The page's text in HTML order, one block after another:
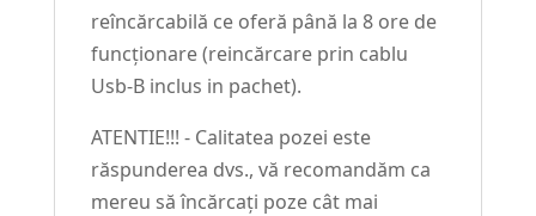
reîncărcabilă ce oferă până la 8 ore de
funcționare (reincărcare prin cablu
Usb-B inclus in pachet).
ATENTIE!!! - Calitatea pozei este
răspunderea dvs., vă recomandăm ca
mereu să încărcați poze cât mai